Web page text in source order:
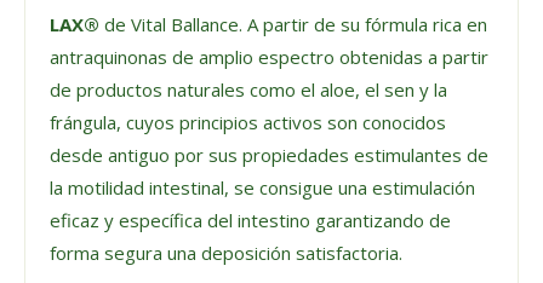
LAX® de Vital Ballance. A partir de su fórmula rica en
antraquinonas de amplio espectro obtenidas a partir
de productos naturales como el aloe, el sen y la
frángula, cuyos principios activos son conocidos
desde antiguo por sus propiedades estimulantes de
la motilidad intestinal, se consigue una estimulación
eficaz y específica del intestino garantizando de
forma segura una deposición satisfactoria.